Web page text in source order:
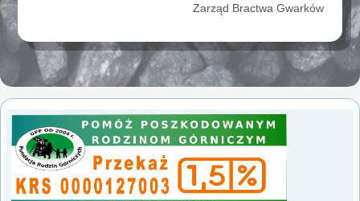
Zarząd Bractwa Gwarków